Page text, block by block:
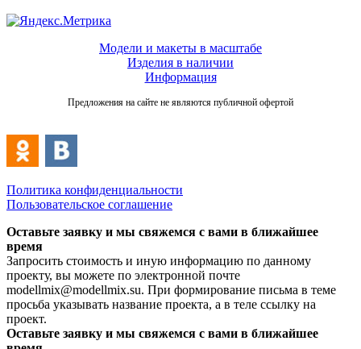
Модели и макеты в масштабе
Изделия в наличии
Информация
Предложения на сайте не являются публичной офертой
Политика конфиденциальности
Пользовательское соглашение
Оставьте заявку и мы свяжемся с вами в ближайшее
время
Запросить стоимость и иную информацию по данному
проекту, вы можете по электронной почте
modellmix@modellmix.su. При формирование письма в теме
просьба указывать название проекта, а в теле ссылку на
проект.
Оставьте заявку и мы свяжемся с вами в ближайшее